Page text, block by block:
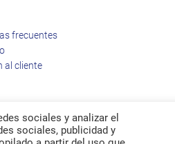
frecuentes
al cliente
sociales y analizar el
sociales, publicidad y